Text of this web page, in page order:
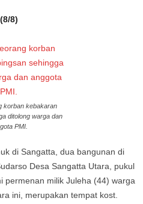
8)
korban kebakaran
ditolong warga dan
PMI.
di Sangatta, dua bangunan di
Desa Sangatta Utara, pukul
permenan milik Juleha (44) warga
ini, merupakan tempat kost.